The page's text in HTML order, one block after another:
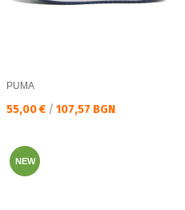
PUMA
Текуща цена:
55,00 € / 107,57 BGN
NEW